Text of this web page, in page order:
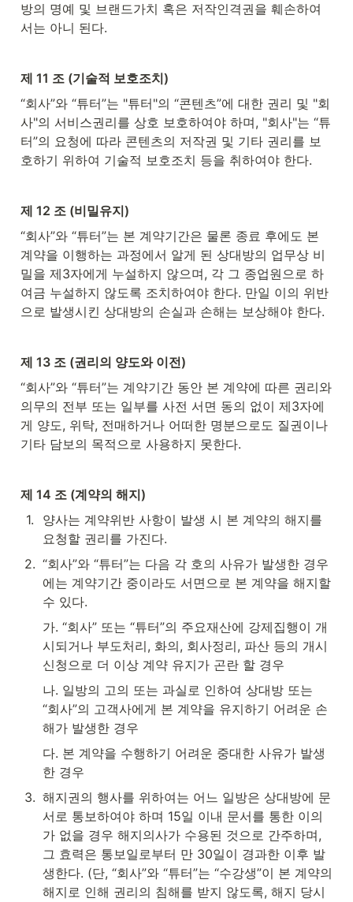
방의 명예 및 브랜드가치 혹은 저작인격권을 훼손하여
서는 아니 된다.
제 11 조 (기술적 보호조치)
“회사”와 “튜터”는 "튜터"의 “콘텐츠”에 대한 권리 및 "회
사"의 서비스권리를 상호 보호하여야 하며, "회사"는 “튜
터”의 요청에 따라 콘텐츠의 저작권 및 기타 권리를 보
호하기 위하여 기술적 보호조치 등을 취하여야 한다.
제 12 조 (비밀유지)
“회사”와 “튜터”는 본 계약기간은 물론 종료 후에도 본
계약을 이행하는 과정에서 알게 된 상대방의 업무상 비
밀을 제3자에게 누설하지 않으며, 각 그 종업원으로 하
여금 누설하지 않도록 조치하여야 한다. 만일 이의 위반
으로 발생시킨 상대방의 손실과 손해는 보상해야 한다.
제 13 조 (권리의 양도와 이전)
“회사”와 “튜터”는 계약기간 동안 본 계약에 따른 권리와
의무의 전부 또는 일부를 사전 서면 동의 없이 제3자에
게 양도, 위탁, 전매하거나 어떠한 명분으로도 질권이나
기타 담보의 목적으로 사용하지 못한다.
제 14 조 (계약의 해지)
1.
양사는 계약위반 사항이 발생 시 본 계약의 해지를
요청할 권리를 가진다.
2. “회사”와 “튜터”는 다음 각 호의 사유가 발생한 경우
에는 계약기간 중이라도 서면으로 본 계약을 해지할
수 있다.
가. “회사” 또는 “튜터”의 주요재산에 강제집행이 개
시되거나 부도처리, 화의, 회사정리, 파산 등의 개시
신청으로 더 이상 계약 유지가 곤란 할 경우
나. 일방의 고의 또는 과실로 인하여 상대방 또는
“회사”의 고객사에게 본 계약을 유지하기 어려운 손
해가 발생한 경우
다. 본 계약을 수행하기 어려운 중대한 사유가 발생
한 경우
3. 해지권의 행사를 위하여는 어느 일방은 상대방에 문
서로 통보하여야 하며 15일 이내 문서를 통한 이의
가 없을 경우 해지의사가 수용된 것으로 간주하며,
그 효력은 통보일로부터 만 30일이 경과한 이후 발
생한다. (단, “회사”와 “튜터”는 “수강생”이 본 계약의
해지로 인해 권리의 침해를 받지 않도록, 해지 당시